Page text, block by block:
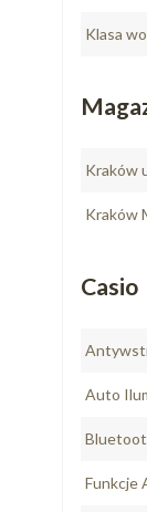
Klasa
Kraków
Kraków
Casio
Auto
Funkcje